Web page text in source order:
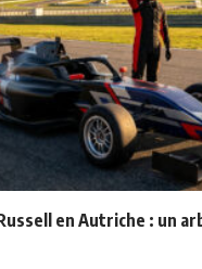
en Autriche : un